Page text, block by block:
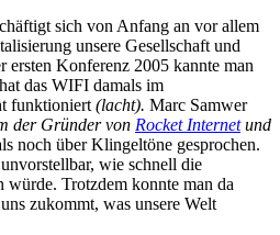
sich von Anfang an vor allem
unsere Gesellschaft und
ersten Konferenz 2005 kannte man
das WIFI damals im
funktioniert (lacht). Marc Samwer
der Gründer von Rocket Internetund
noch über Klingeltöne gesprochen.
wie schnell die
Trotzdem konnte man da
zukommt, was unsere Welt